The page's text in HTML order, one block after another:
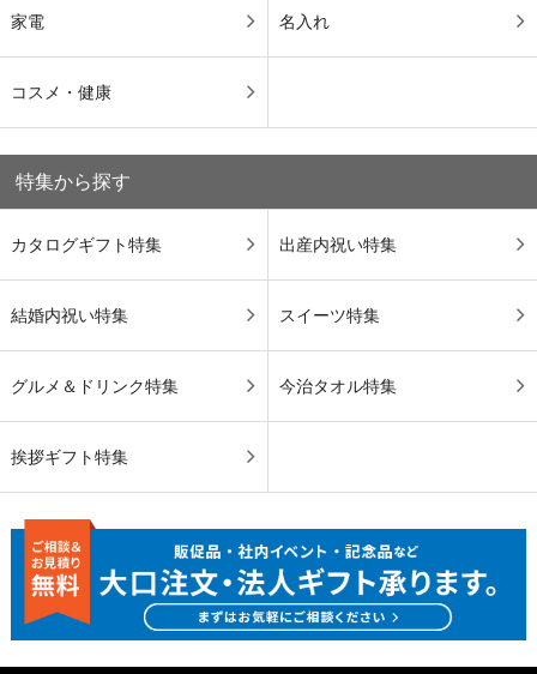
家電 名入れ
コスメ・健康
特集から探す
カタログギフト特集 出産内祝い特集
結婚内祝い特集 スイーツ特集
グルメ＆ドリンク特集 今治タオル特集
挨拶ギフト特集